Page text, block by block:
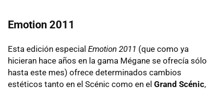
Emotion 2011
Esta edición especial Emotion 2011 (que como ya
hicieran hace años en la gama Mégane se ofrecía sólo
hasta este mes) ofrece determinados cambios
estéticos tanto en el Scénic como en el Grand Scénic,